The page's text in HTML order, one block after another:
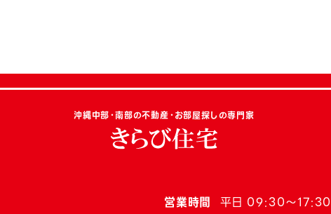
沖縄中部・南部の不動産・お部屋探しの専門家
営業時間 平日 09:30〜17:30